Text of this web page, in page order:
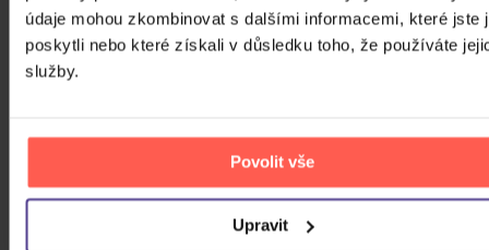
údaje mohou zkombinovat s dalšími informacemi, které jste
poskytli nebo které získali v důsledku toho, že používáte
služby.
Povolit vše
Upravit
CD
Skladem 309 Kč